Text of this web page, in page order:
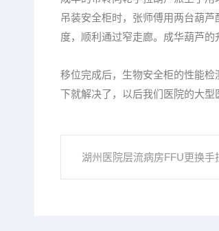
吊装安全柜时，张师傅用两台葫
度，顺利通过窄走廊。成华葫芦的
移位完成后，生物安全柜的性能
下就解决了，以后我们医院的大型
湖州医院层流病房FFU更换手